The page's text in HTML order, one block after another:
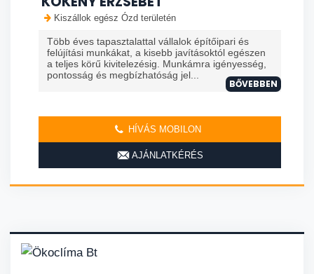
Kiszállok egész Ózd területén
Több éves tapasztalattal vállalok építőipari és
felújítási munkákat, a kisebb javításoktól egészen
a teljes körű kivitelezésig. Munkámra igényesség,
pontosság és megbízhatóság jel...
BŐVEBBEN
HÍVÁS MOBILON
AJÁNLATKÉRÉS